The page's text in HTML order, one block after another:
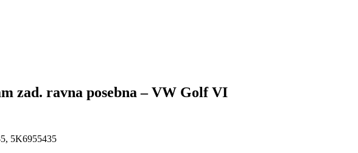
zad. ravna posebna – VW Golf VI
5K6955435